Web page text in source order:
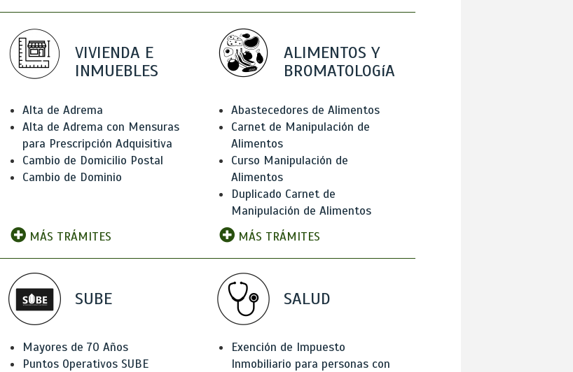
VIVIENDA E
INMUEBLES
Alta de Adrema
Alta de Adrema con Mensuras
para Prescripción Adquisitiva
Cambio de Domicilio Postal
Cambio de Dominio
MÁS TRÁMITES
ALIMENTOS Y
BROMATOLOGíA
Abastecedores de Alimentos
Carnet de Manipulación de
Alimentos
Curso Manipulación de
Alimentos
Duplicado Carnet de
Manipulación de Alimentos
MÁS TRÁMITES
SUBE
Mayores de 70 Años
Puntos Operativos SUBE
SALUD
Exención de Impuesto
Inmobiliario para personas con